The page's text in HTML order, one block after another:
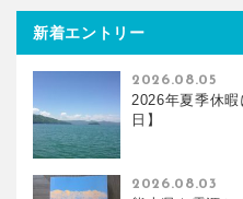
新着エントリー
2026年夏季休
日】
2026.08.05
2026.08.03